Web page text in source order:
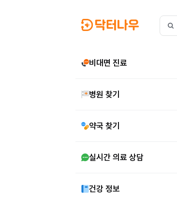
비대면 진료
병원 찾기
약국 찾기
실시간 의료 상담
건강 정보